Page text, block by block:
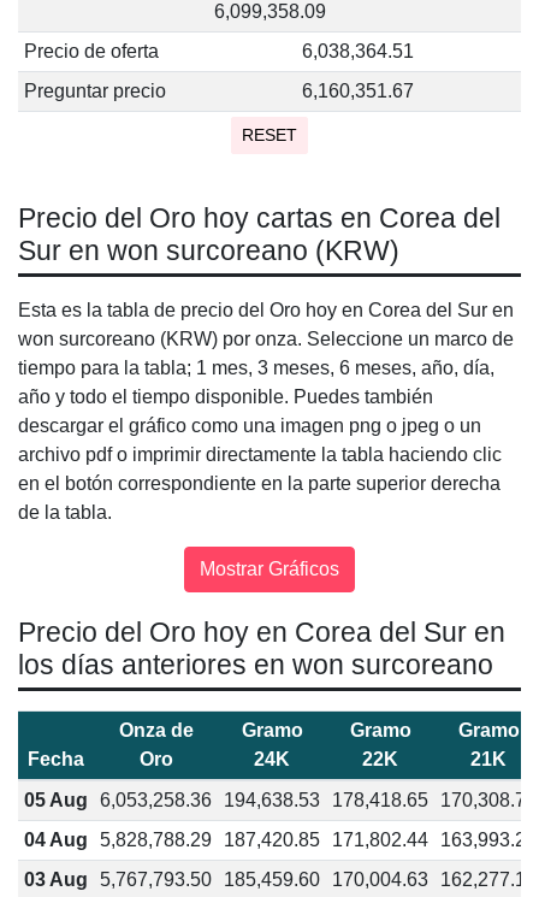
6,099,358.09
Precio de oferta
6,038,364.51
Preguntar precio
6,160,351.67
RESET
Precio del Oro hoy cartas en Corea del
Sur en won surcoreano (KRW)
Esta es la tabla de precio del Oro hoy en Corea del Sur en
won surcoreano (KRW) por onza. Seleccione un marco de
tiempo para la tabla; 1 mes, 3 meses, 6 meses, año, día,
año y todo el tiempo disponible. Puedes también
descargar el gráfico como una imagen png o jpeg o un
archivo pdf o imprimir directamente la tabla haciendo clic
en el botón correspondiente en la parte superior derecha
de la tabla.
Precio del Oro hoy en Corea del Sur en
los días anteriores en won surcoreano
Fecha
Onza de
Oro
Gramo
24K
Gramo
22K
Gramo
21K
05 Aug
6,053,258.36 194,638.53 178,418.65
170,308.72
04 Aug
5,828,788.29 187,420.85 171,802.44
163,993.24
03 Aug
5,767,793.50 185,459.60 170,004.63 162,277.15